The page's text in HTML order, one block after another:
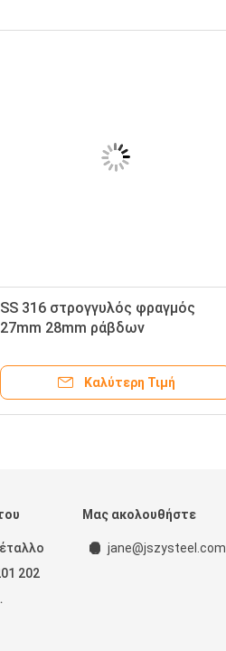
SS 316 στρογγυλός φραγμός
27mm 28mm ράβδων
Καλύτερη Τιμή
202
Μας ακολουθήστε
jane@jszysteel.com